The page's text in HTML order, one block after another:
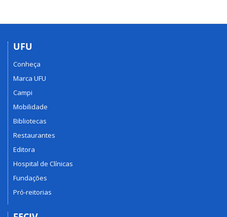
UFU
Conheça
Marca UFU
Campi
Mobilidade
Bibliotecas
Restaurantes
Editora
Hospital de Clínicas
Fundações
Pró-reitorias